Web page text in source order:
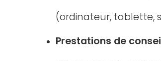
(ordinateur, tablette,
Prestations de